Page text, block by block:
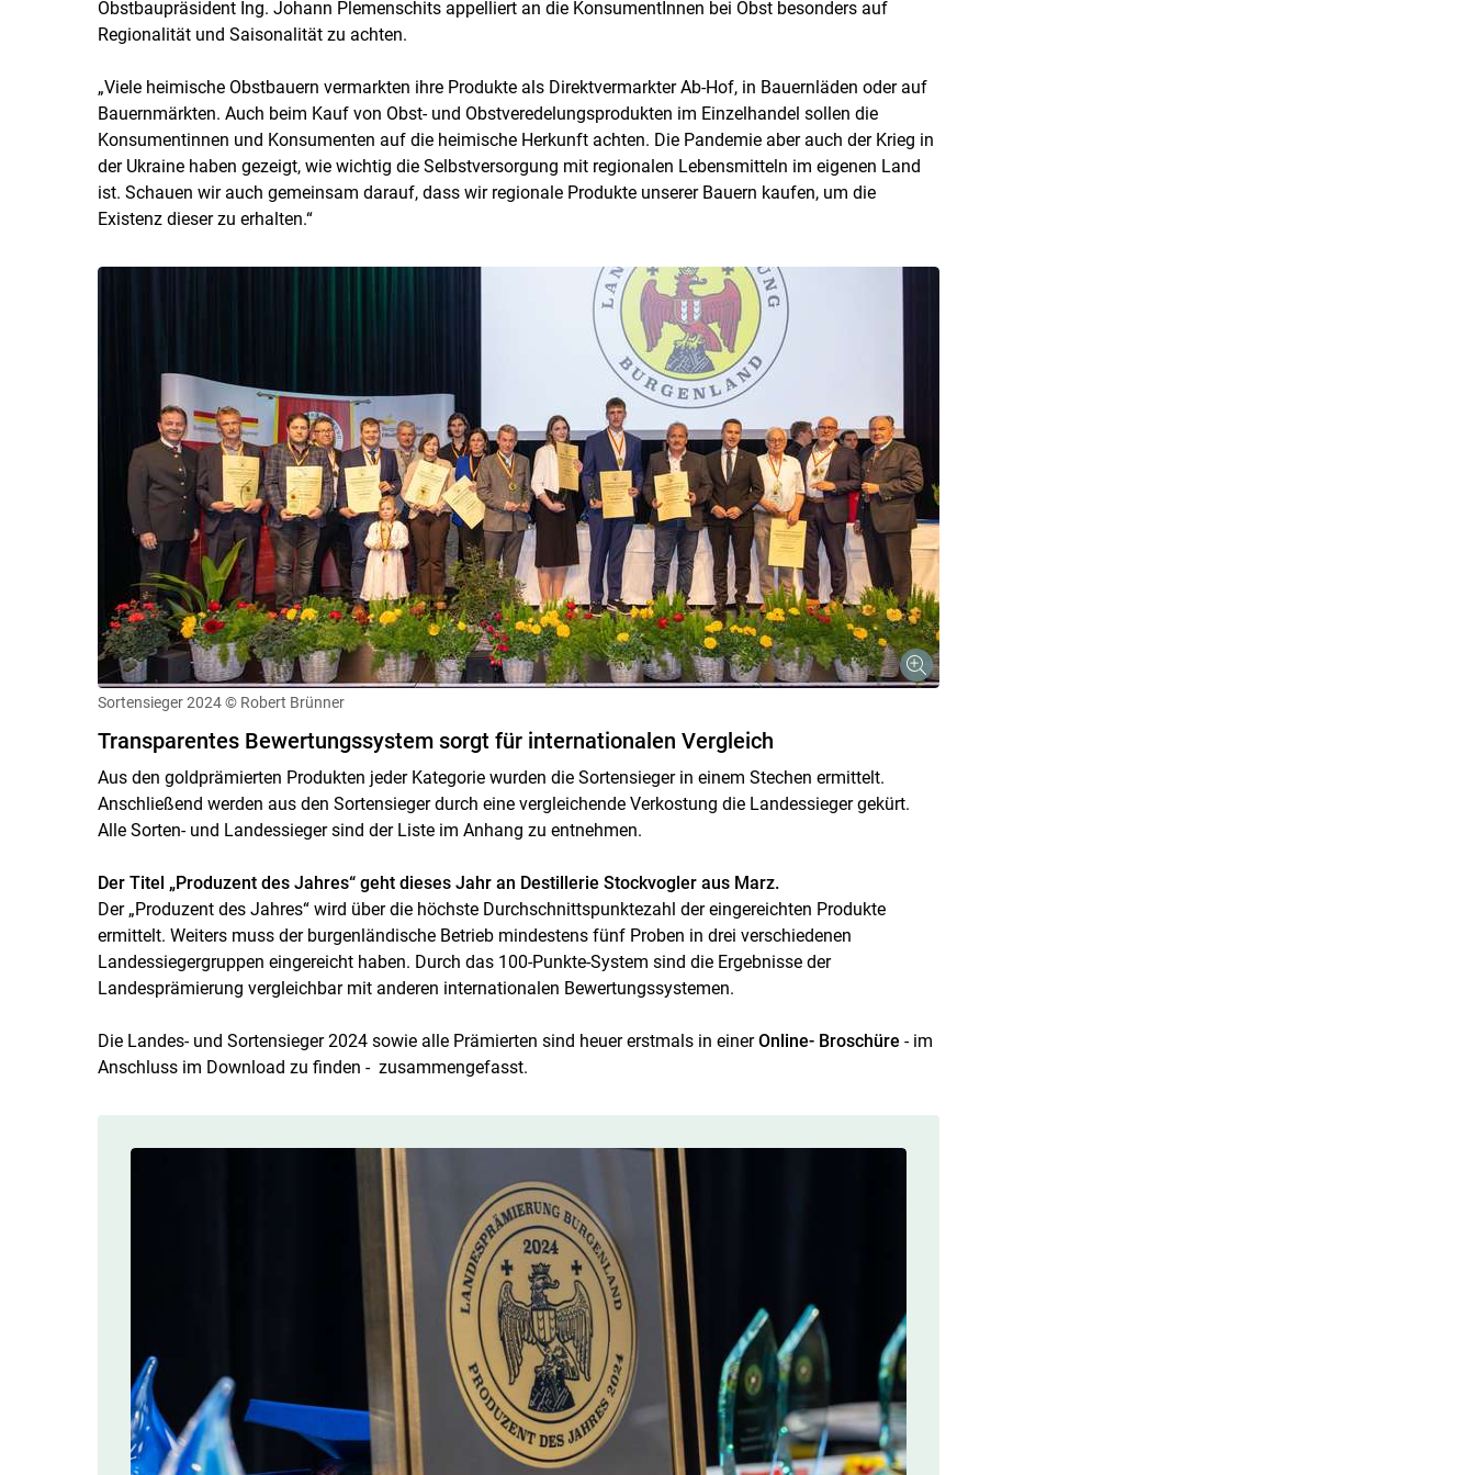
Obstbaupräsident Ing. Johann Plemenschits appelliert an die KonsumentInnen bei Obst besonders auf
Regionalität und Saisonalität zu achten.
„Viele heimische Obstbauern vermarkten ihre Produkte als Direktvermarkter Ab-Hof, in Bauernläden oder auf
Bauernmärkten. Auch beim Kauf von Obst- und Obstveredelungsprodukten im Einzelhandel sollen die
Konsumentinnen und Konsumenten auf die heimische Herkunft achten. Die Pandemie aber auch der Krieg in
der Ukraine haben gezeigt, wie wichtig die Selbstversorgung mit regionalen Lebensmitteln im eigenen Land
ist. Schauen wir auch gemeinsam darauf, dass wir regionale Produkte unserer Bauern kaufen, um die
Existenz dieser zu erhalten.“
Sortensieger 2024 © Robert Brünner
Transparentes Bewertungssystem sorgt für internationalen Vergleich
Aus den goldprämierten Produkten jeder Kategorie wurden die Sortensieger in einem Stechen ermittelt.
Anschließend werden aus den Sortensieger durch eine vergleichende Verkostung die Landessieger gekürt.
Alle Sorten- und Landessieger sind der Liste im Anhang zu entnehmen.
Der Titel „Produzent des Jahres“ geht dieses Jahr an Destillerie Stockvogler aus Marz.
Der „Produzent des Jahres“ wird über die höchste Durchschnittspunktezahl der eingereichten Produkte
ermittelt. Weiters muss der burgenländische Betrieb mindestens fünf Proben in drei verschiedenen
Landessiegergruppen eingereicht haben. Durch das 100-Punkte-System sind die Ergebnisse der
Landesprämierung vergleichbar mit anderen internationalen Bewertungssystemen.
Die Landes- und Sortensieger 2024 sowie alle Prämierten sind heuer erstmals in einerOnline- Broschüre - im
Anschluss im Download zu finden - zusammengefasst.